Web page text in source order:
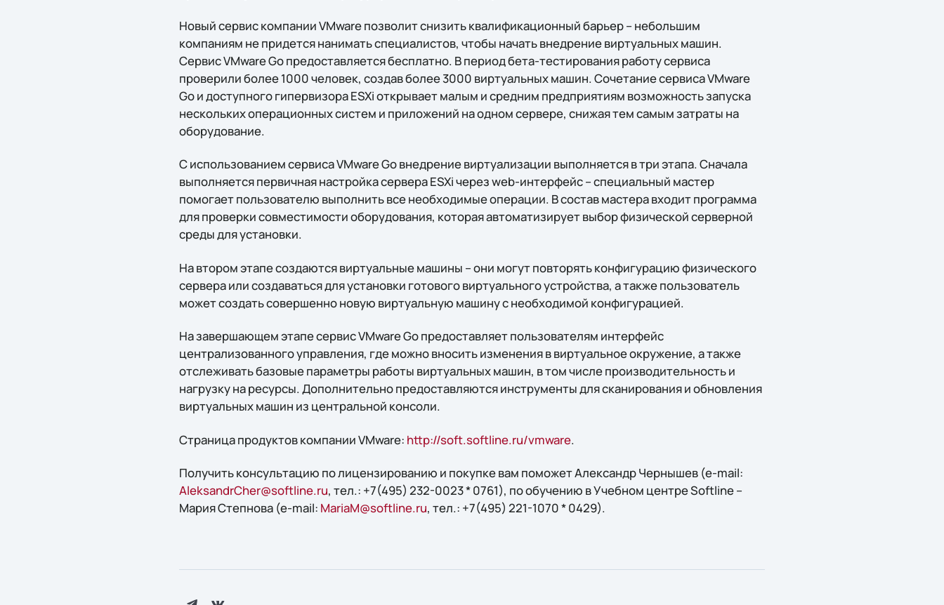
Новый сервис компании VMware позволит снизить квалификационный барьер – небольшим
компаниям не придется нанимать специалистов, чтобы начать внедрение виртуальных машин.
Сервис VMware Go предоставляется бесплатно. В период бета-тестирования работу сервиса
проверили более 1000 человек, создав более 3000 виртуальных машин. Сочетание сервиса VMware
Go и доступного гипервизора ESXi открывает малым и средним предприятиям возможность запуска
нескольких операционных систем и приложений на одном сервере, снижая тем самым затраты на
оборудование.
С использованием сервиса VMware Go внедрение виртуализации выполняется в три этапа. Сначала
выполняется первичная настройка сервера ESXi через web-интерфейс – специальный мастер
помогает пользователю выполнить все необходимые операции. В состав мастера входит программа
для проверки совместимости оборудования, которая автоматизирует выбор физической серверной
среды для установки.
На втором этапе создаются виртуальные машины – они могут повторять конфигурацию физического
сервера или создаваться для установки готового виртуального устройства, а также пользователь
может создать совершенно новую виртуальную машину с необходимой конфигурацией.
На завершающем этапе сервис VMware Go предоставляет пользователям интерфейс
централизованного управления, где можно вносить изменения в виртуальное окружение, а также
отслеживать базовые параметры работы виртуальных машин, в том числе производительность и
нагрузку на ресурсы. Дополнительно предоставляются инструменты для сканирования и обновления
виртуальных машин из центральной консоли.
Страница продуктов компании VMware: http://soft.softline.ru/vmware.
Получить конcультацию по лицензированию и покупке вам поможет Александр Чернышев (e-mail:
AleksandrCher@softline.ru, тел.: +7(495) 232-0023 * 0761), по обучению в Учебном центре Softline –
Мария Степнова (e-mail: MariaM@softline.ru, тел.: +7(495) 221-1070 * 0429).